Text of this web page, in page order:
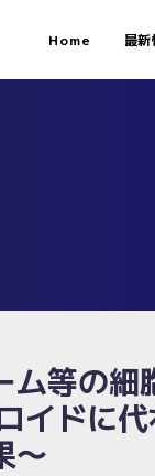
Home 最
ム等の
イドに
〜